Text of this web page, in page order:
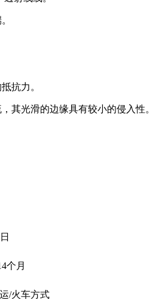
抗力。
其光滑的边缘具有较小的侵入性。
日
个月
/火车方式